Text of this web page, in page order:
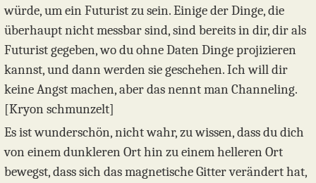
würde, um ein Futurist zu sein. Einige der Dinge, die
überhaupt nicht messbar sind, sind bereits in dir, dir als
Futurist gegeben, wo du ohne Daten Dinge projizieren
kannst, und dann werden sie geschehen. Ich will dir
keine Angst machen, aber das nennt man Channeling.
[Kryon schmunzelt]
Es ist wunderschön, nicht wahr, zu wissen, dass du dich
von einem dunkleren Ort hin zu einem helleren Ort
bewegst, dass sich das magnetische Gitter verändert hat,